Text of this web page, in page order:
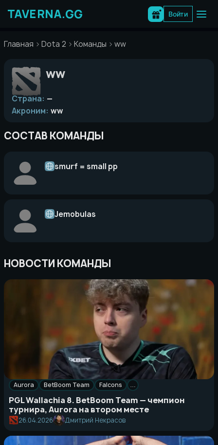
содержимому
Войти
Главная Dota 2 Команды ww
ww
Страна: —
Акроним: ww
СОСТАВ КОМАНДЫ
smurf = small pp
Jemobulas
НОВОСТИ КОМАНДЫ
Aurora BetBoom Team Falcons …
PGL Wallachia 8. BetBoom Team — чемпион
турнира, Aurora на втором месте
26.04.2026 Дмитрий Некрасов